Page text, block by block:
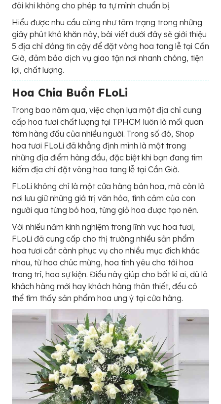
đôi khi không cho phép ta tự mình chuẩn bị.
Hiểu được nhu cầu cũng như tâm trạng trong những
giây phút khó khăn này, bài viết dưới đây sẽ giới thiệu
5 địa chỉ đáng tin cậy để đặt vòng hoa tang lễ tại Cần
Giờ, đảm bảo dịch vụ giao tận nơi nhanh chóng, tiện
lợi, chất lượng.
Hoa Chia Buồn FLoLi
Trong bao năm qua, việc chọn lựa một địa chỉ cung
cấp hoa tươi chất lượng tại TPHCM luôn là mối quan
tâm hàng đầu của nhiều người. Trong số đó, Shop
hoa tươi FLoLi đã khẳng định mình là một trong
những địa điểm hàng đầu, đặc biệt khi bạn đang tìm
kiếm địa chỉ đặt vòng hoa tang lễ tại Cần Giờ.
FLoLi không chỉ là một cửa hàng bán hoa, mà còn là
nơi lưu giữ những giá trị văn hóa, tình cảm của con
người qua từng bó hoa, từng giỏ hoa được tạo nên.
Với nhiều năm kinh nghiệm trong lĩnh vực hoa tươi,
FLoLi đã cung cấp cho thị trường nhiều sản phẩm
hoa tươi cắt cành phục vụ cho nhiều mục đích khác
nhau, từ hoa chúc mừng, hoa tình yêu cho tới hoa
trang trí, hoa sự kiện. Điều này giúp cho bất kì ai, dù là
khách hàng mới hay khách hàng thân thiết, đều có
thể tìm thấy sản phẩm hoa ưng ý tại cửa hàng.